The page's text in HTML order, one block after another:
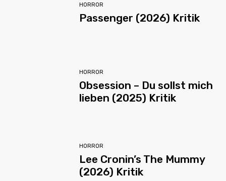
HORROR
Passenger (2026) Kritik
HORROR
Obsession – Du sollst mich
lieben (2025) Kritik
HORROR
Lee Cronin’s The Mummy
(2026) Kritik